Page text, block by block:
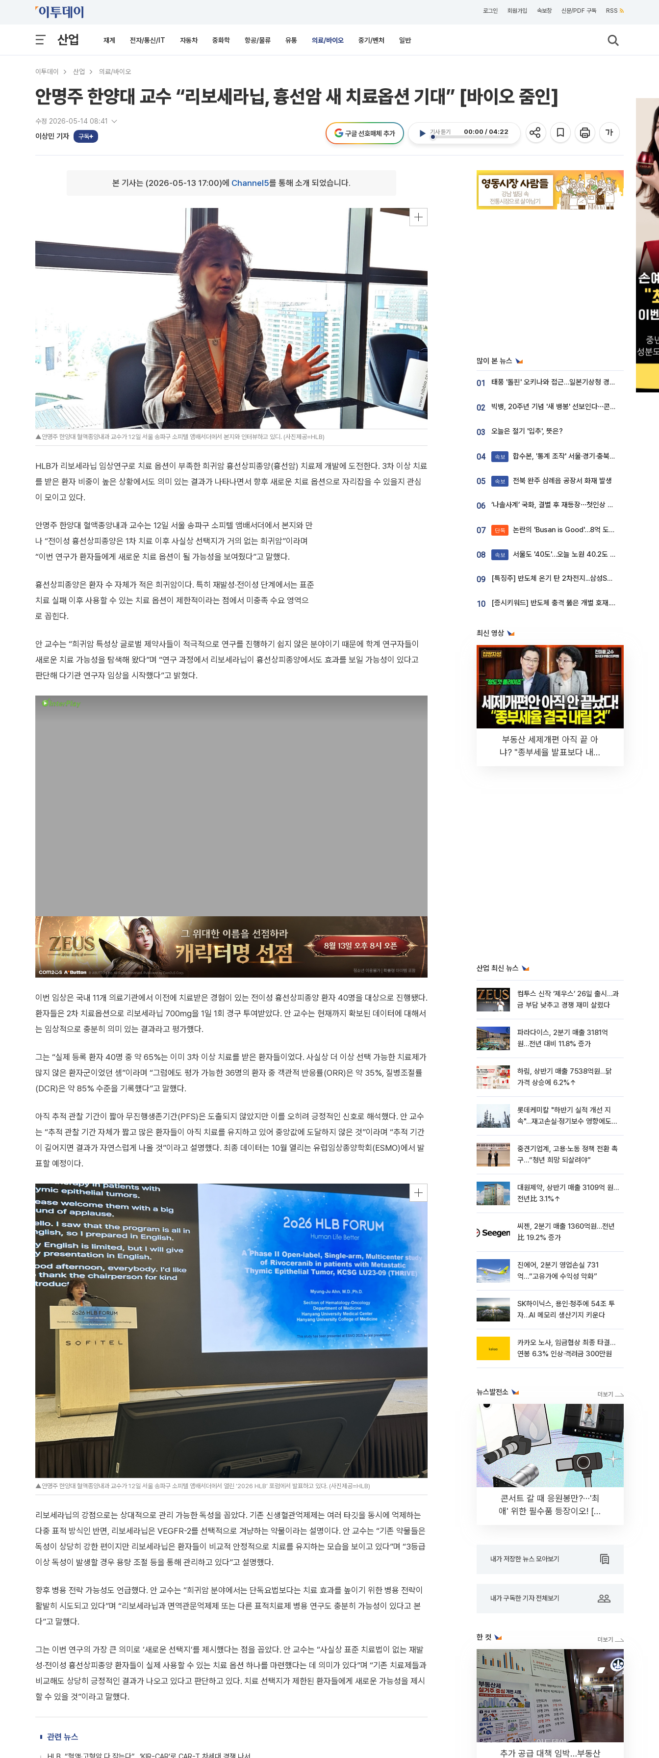
로그인 회원가입 속보창 신문/PDF 구독 RSS
산업 재계 전자/통신/IT 자동차 중화학 항공/물류 유통 의료/바이오 중기/벤처 일반
이투데이 산업 의료/바이오
안명주 한양대 교수 “리보세라닙, 흉선암 새 치료옵션 기대” [바이오 줌인]
수정 2026-05-14 08:41
이상민 기자 구독
기사 듣기 00:00 / 04:22
구글 선호매체 추가
본 기사는 (2026-05-13 17:00)에 Channel5를 통해 소개 되었습니다.
▲안명주 한양대 혈액종양내과 교수가 12일 서울 송파구 소피텔 앰배서더에서 본지와 인터뷰하고 있디. (사진제공=HLB)
HLB가 리보세라닙 임상연구로 치료 옵션이 부족한 희귀암 흉선상피종양(흉선암) 치료제 개발에 도전한다. 3차 이상 치료
를 받은 환자 비중이 높은 상황에서도 의미 있는 결과가 나타나면서 향후 새로운 치료 옵션으로 자리잡을 수 있을지 관심
이 모이고 있다.
안명주 한양대 혈액종양내과 교수는 12일 서울 송파구 소피텔 앰배서더에서 본지와 만
나 “전이성 흉선상피종양은 1차 치료 이후 사실상 선택지가 거의 없는 희귀암”이라며
“이번 연구가 환자들에게 새로운 치료 옵션이 될 가능성을 보여줬다”고 말했다.
흉선상피종양은 환자 수 자체가 적은 희귀암이다. 특히 재발성·전이성 단계에서는 표준
치료 실패 이후 사용할 수 있는 치료 옵션이 제한적이라는 점에서 미충족 수요 영역으
로 꼽힌다.
안 교수는 “희귀암 특성상 글로벌 제약사들이 적극적으로 연구를 진행하기 쉽지 않은 분야이기 때문에 학계 연구자들이
새로운 치료 가능성을 탐색해 왔다”며 “연구 과정에서 리보세라닙이 흉선상피종양에서도 효과를 보일 가능성이 있다고
판단해 다기관 연구자 임상을 시작했다”고 밝혔다.
이번 임상은 국내 11개 의료기관에서 이전에 치료받은 경험이 있는 전이성 흉선상피종양 환자 40명을 대상으로 진행됐다.
환자들은 2차 치료옵션으로 리보세라닙 700㎎을 1일 1회 경구 투여받았다. 안 교수는 현재까지 확보된 데이터에 대해서
는 임상적으로 충분히 의미 있는 결과라고 평가했다.
그는 “실제 등록 환자 40명 중 약 65%는 이미 3차 이상 치료를 받은 환자들이었다. 사실상 더 이상 선택 가능한 치료제가
많지 않은 환자군이었던 셈”이라며 “그럼에도 평가 가능한 36명의 환자 중 객관적 반응률(ORR)은 약 35%, 질병조절률
(DCR)은 약 85% 수준을 기록했다”고 말했다.
아직 추적 관찰 기간이 짧아 무진행생존기간(PFS)은 도출되지 않았지만 이를 오히려 긍정적인 신호로 해석했다. 안 교수
는 “추적 관찰 기간 자체가 짧고 많은 환자들이 아직 치료를 유지하고 있어 중앙값에 도달하지 않은 것”이라며 “추적 기간
이 길어지면 결과가 자연스럽게 나올 것”이라고 설명했다. 최종 데이터는 10월 열리는 유럽임상종양학회(ESMO)에서 발
표할 예정이다.
▲안명주 한양대 혈액종양내과 교수가 12일 서울 송파구 소피텔 앰배서더에서 열린 ‘2026 HLB’ 포럼에서 발표하고 있다. (사진제공=HLB)
리보세라닙의 강점으로는 상대적으로 관리 가능한 독성을 꼽았다. 기존 신생혈관억제제는 여러 타깃을 동시에 억제하는
다중 표적 방식인 반면, 리보세라닙은 VEGFR-2를 선택적으로 겨냥하는 약물이라는 설명이다. 안 교수는 “기존 약물들은
독성이 상당히 강한 편이지만 리보세라닙은 환자들이 비교적 안정적으로 치료를 유지하는 모습을 보이고 있다”며 “3등급
이상 독성이 발생할 경우 용량 조절 등을 통해 관리하고 있다”고 설명했다.
향후 병용 전략 가능성도 언급했다. 안 교수는 “희귀암 분야에서는 단독요법보다는 치료 효과를 높이기 위한 병용 전략이
활발히 시도되고 있다”며 “리보세라닙과 면역관문억제제 또는 다른 표적치료제 병용 연구도 충분히 가능성이 있다고 본
다”고 말했다.
그는 이번 연구의 가장 큰 의미로 ‘새로운 선택지’를 제시했다는 점을 꼽았다. 안 교수는 “사실상 표준 치료법이 없는 재발
성·전이성 흉선상피종양 환자들이 실제 사용할 수 있는 치료 옵션 하나를 마련했다는 데 의미가 있다”며 “기존 치료제들과
비교해도 상당히 긍정적인 결과가 나오고 있다고 판단하고 있다. 치료 선택지가 제한된 환자들에게 새로운 가능성을 제시
할 수 있을 것”이라고 말했다.
관련 뉴스
많이 본 뉴스
01 태풍 '돌핀' 오키나와 접근…일본기상청 경로 업데이트
02 빅뱅, 20주년 기념 '새 뱅봉' 선보인다⋯콘서트 앞두고 팝업 개최
03 오늘은 절기 '입추', 뜻은?
04 속보 합수본, '통계 조작' 서울·경기·충북 선관위 등 추가 압수수색
05 속보 전북 완주 삼례읍 공장서 화재 발생
06 ‘나솔사계’ 국화, 결별 후 재등장⋯첫인상 투표 휩쓸고 ‘인기녀’ 등극
07 단독 논란의 'Busan is Good'…8억 도시브랜드, 용산 대통령실 CI 업체가 수행
08 속보 서울도 '40도'…오늘 노원 40.2도 기록
09 [특징주] 반도체 온기 탄 2차전지...삼성SDI, 장 초반 7% 넘게 껑충
10 [증시키워드] 반도체 충격 뚫은 개별 호재...포스코퓨처엠·에코프로·한화솔루션 '눈길'
최신 영상
부동산 세제개편 아직 끝 아
냐? "종부세율 발표보다 내릴
산업 최신 뉴스
컴투스 신작 ‘제우스’ 26일 출시…과
금 부담 낮추고 경쟁 재미 살렸다
파라다이스, 2분기 매출 3181억
원…전년 대비 11.8% 증가
하림, 상반기 매출 7538억원…닭
가격 상승에 6.2%↑
롯데케미칼 "하반기 실적 개선 지
속"…재고손실·정기보수 영향에도
중견기업계, 고용·노동 정책 전환 촉
구…“청년 희망 되살려야”
대원제약, 상반기 매출 3109억 원…
전년比 3.1%↑
씨젠, 2분기 매출 1360억원…전년
比 19.2% 증가
진에어, 2분기 영업손실 731
억…“고유가에 수익성 악화”
SK하이닉스, 용인·청주에 54조 투
자…AI 메모리 생산기지 키운다
카카오 노사, 임금협상 최종 타결…
연봉 6.3% 인상·격려금 300만원
뉴스발전소
콘서트 갈 때 응원봉만?⋯'최
애' 위한 필수품 등장이오! [솔
내가 저장한 뉴스 모아보기
내가 구독한 기자 전체보기
한 컷
추가 공급 대책 임박…부동산